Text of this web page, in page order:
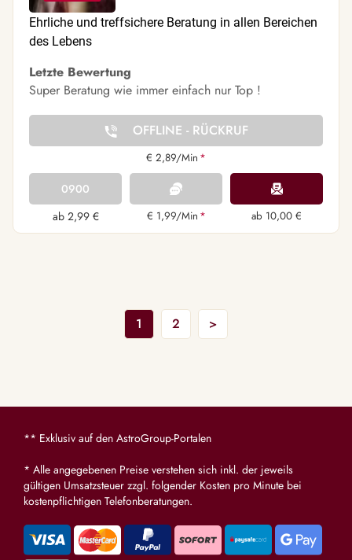
Ehrliche und treffsichere Beratung in allen Bereichen
des Lebens
Letzte Bewertung
Super Beratung wie immer einfach nur Top !
OFFLINE - RÜCKRUF
€ 2,89/Min *
0900
ab 2,99 €
€ 1,99/Min * ab 10,00 €
1 2 >
** Exklusiv auf den AstroGroup-Portalen
* Alle angegebenen Preise verstehen sich inkl. der jeweils
gültigen Umsatzsteuer zzgl. folgender Kosten pro Minute bei
kostenpflichtigen Telefonberatungen.